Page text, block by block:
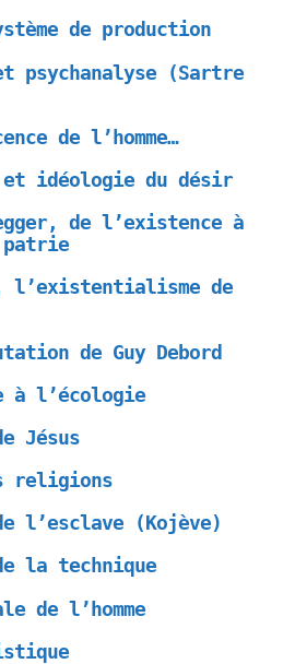
de production
psychanalyse (Sartre
de l’homme…
et idéologie du désir
de l’existence à
patrie
l’existentialisme de
de Guy Debord
à l’écologie
Jésus
religions
l’esclave (Kojève)
la technique
de l’homme